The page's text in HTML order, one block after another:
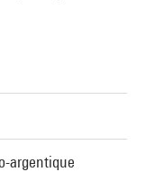
argentique